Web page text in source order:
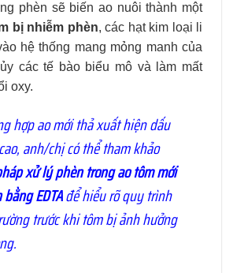
phèn sẽ biến ao nuôi thành một
bị nhiễm phèn, các hạt kim loại li
hệ thống mang mỏng manh của
các tế bào biểu mô và làm mất
oxy.
hợp ao mới thả xuất hiện dấu
anh/chị có thể tham khảo
xử lý phèn trong ao tôm mới
EDTAđể hiểu rõ quy trình
trước khi tôm bị ảnh hưởng